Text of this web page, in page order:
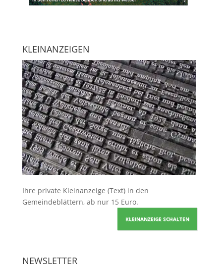
KLEINANZEIGEN
Ihre private Kleinanzeige (Text) in den
Gemeindeblättern, ab nur 15 Euro.
KLEINANZEIGE SCHALTEN
NEWSLETTER